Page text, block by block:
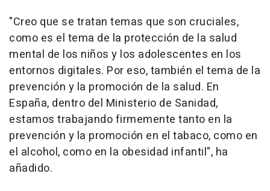
"Creo que se tratan temas que son cruciales,
como es el tema de la protección de la salud
mental de los niños y los adolescentes en los
entornos digitales. Por eso, también el tema de la
prevención y la promoción de la salud. En
España, dentro del Ministerio de Sanidad,
estamos trabajando firmemente tanto en la
prevención y la promoción en el tabaco, como en
el alcohol, como en la obesidad infantil", ha
añadido.